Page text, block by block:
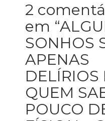
2
em “
SONHOS
APENAS
DELÍRIOS
QUEM
POUCO